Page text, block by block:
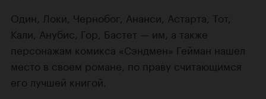
Один, Локи, Чернобог, Ананси, Астарта, Тот,
Кали, Анубис, Гор, Бастет — им, а также
персонажам комикса «Сэндмен» Гейман нашел
место в своем романе, по праву считающимся
его лучшей книгой.